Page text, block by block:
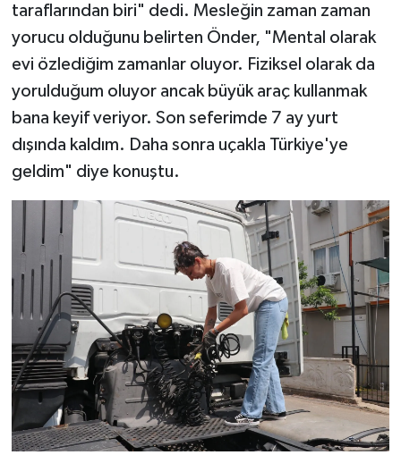
taraflarından biri" dedi. Mesleğin zaman zaman
yorucu olduğunu belirten Önder, "Mental olarak
evi özlediğim zamanlar oluyor. Fiziksel olarak da
yorulduğum oluyor ancak büyük araç kullanmak
bana keyif veriyor. Son seferimde 7 ay yurt
dışında kaldım. Daha sonra uçakla Türkiye'ye
geldim" diye konuştu.